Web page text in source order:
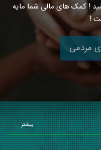
! کمک های مالی شما مایه
!
مردمی
بیشتر ...